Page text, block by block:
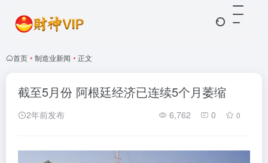
首页 • 制造业新闻 • 正文
截至5月份 阿根廷经济已连续5个月萎缩
2年前发布 6,762 0 0